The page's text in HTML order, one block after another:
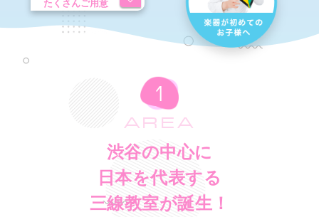
たくさんご用意
AREA
渋谷の中心に
日本を代表する
三線教室が誕生！